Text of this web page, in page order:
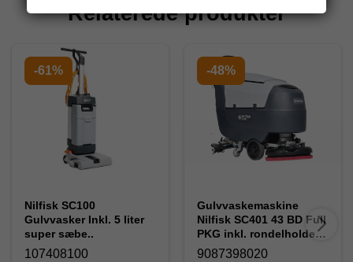
Relaterede produkter
-61%
Nilfisk SC100
Gulvvasker Inkl. 5 liter
super sæbe..
107408100
-48%
Gulvvaskemaskine
Nilfisk SC401 43 BD Full
PKG inkl. rondelholder,
Børste & 5 L Sæbe
9087398020